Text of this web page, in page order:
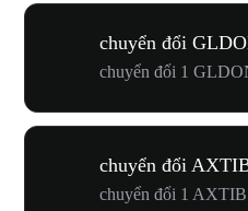
chuyển đổi
chuyển đổi 1
chuyển đổi
chuyển đổi 1 AXTIB